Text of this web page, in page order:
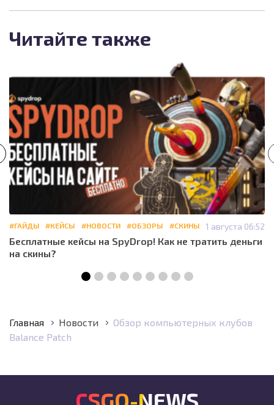
Читайте также
#ГАЙДЫ #КЕЙСЫ #НОВОСТИ #ОБЗОРЫ #СКИНЫ 1 августа 06:52
Бесплатные кейсы на SpyDrop! Как не тратить деньги
на скины?
Главная Новости
Обзор компьютерных клубов
Balance Patch